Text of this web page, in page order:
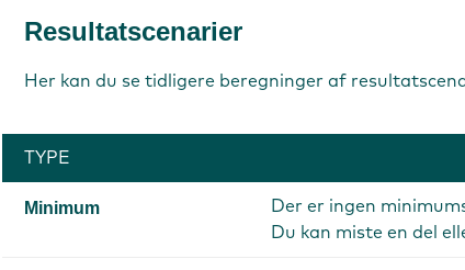
Resultatscenarier
Her kan du se tidligere beregninger af
TYPE
Minimum
Der er ingen
Du kan miste en del